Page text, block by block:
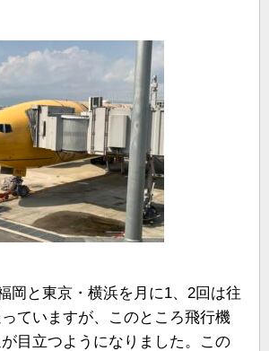
岡と東京・横浜を月に1、2回は往
ていますが、このところ飛行機
が目立つようになりました。この